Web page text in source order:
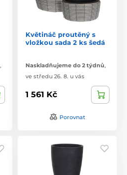
,
Květináč proutěný s
vložkou sada 2 ks šedá
Naskladňujeme do 2 týdnů,
ve středu 26. 8. u vás
1 561 Kč
Porovnat